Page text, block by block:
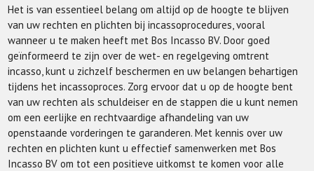
Het is van essentieel belang om altijd op de hoogte te blijven
van uw rechten en plichten bij incassoprocedures, vooral
wanneer u te maken heeft met Bos Incasso BV. Door goed
geïnformeerd te zijn over de wet- en regelgeving omtrent
incasso, kunt u zichzelf beschermen en uw belangen behartigen
tijdens het incassoproces. Zorg ervoor dat u op de hoogte bent
van uw rechten als schuldeiser en de stappen die u kunt nemen
om een eerlijke en rechtvaardige afhandeling van uw
openstaande vorderingen te garanderen. Met kennis over uw
rechten en plichten kunt u effectief samenwerken met Bos
Incasso BV om tot een positieve uitkomst te komen voor alle